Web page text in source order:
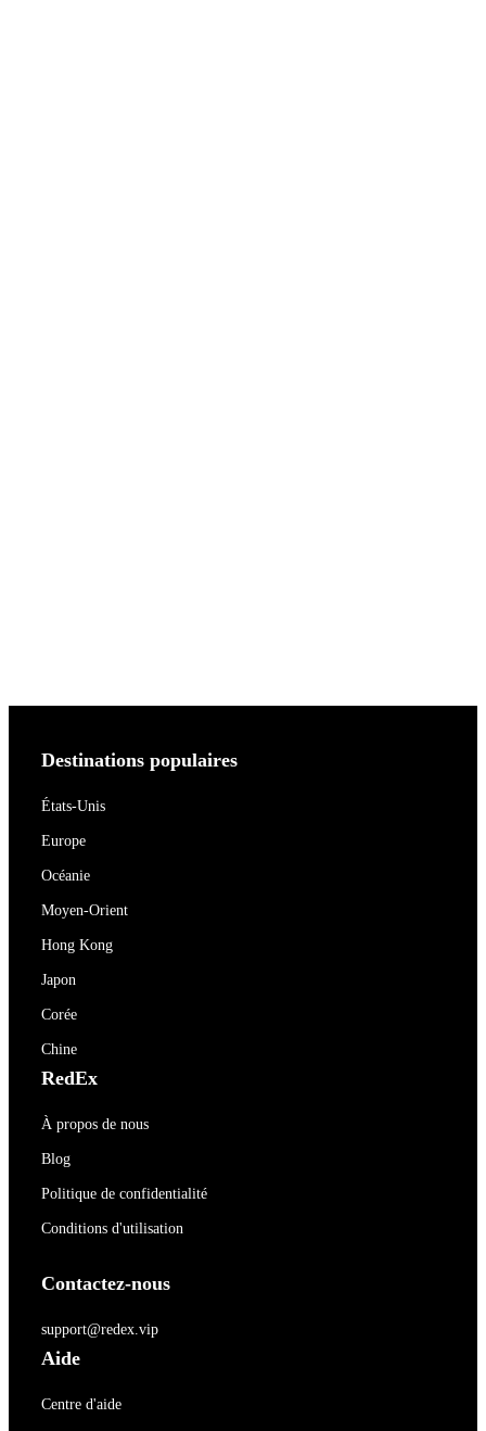
Destinations populaires
États-Unis
Europe
Océanie
Moyen-Orient
Hong Kong
Japon
Corée
Chine
RedEx
À propos de nous
Blog
Politique de confidentialité
Conditions d'utilisation
Contactez-nous
support@redex.vip
Aide
Centre d'aide